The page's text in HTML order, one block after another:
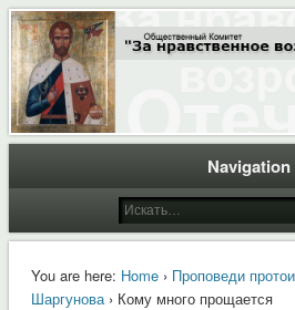
Moral.Ru
Общественный Комитет "За нравственное
Navigation
You are here: Home› Проповеди
Шаргунова› Кому много прощается